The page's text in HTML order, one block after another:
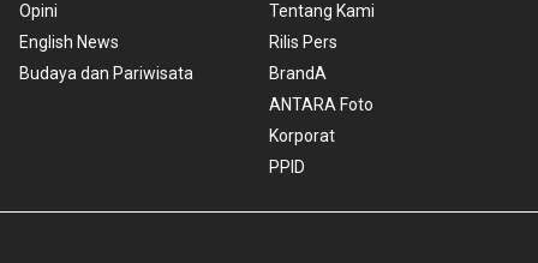
Opini
English News
Budaya dan Pariwisata
Tentang Kami
Rilis Pers
BrandA
ANTARA Foto
Korporat
PPID